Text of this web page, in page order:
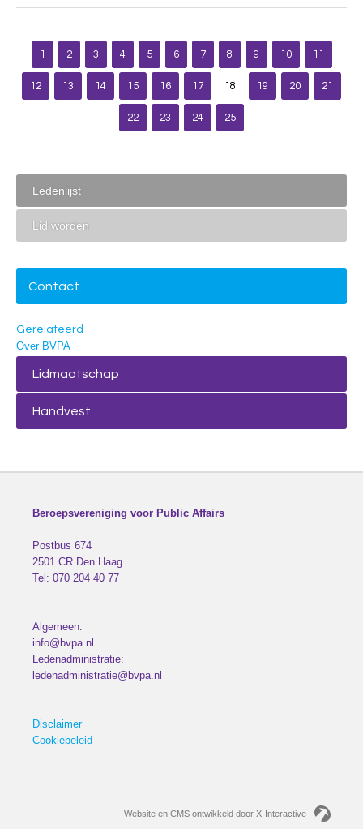
1 2 3 4 5 6 7 8 9 10 11
12 13 14 15 16 17 18 19 20 21
22 23 24 25
Ledenlijst
Lid worden
Contact
Gerelateerd
Over BVPA
Lidmaatschap
Handvest
Beroepsvereniging voor Public Affairs
Postbus 674
2501 CR Den Haag
Tel: 070 204 40 77
Algemeen:
info@bvpa.nl
Ledenadministratie:
ledenadministratie@bvpa.nl
Disclaimer
Cookiebeleid
Website en CMS ontwikkeld door X-Interactive